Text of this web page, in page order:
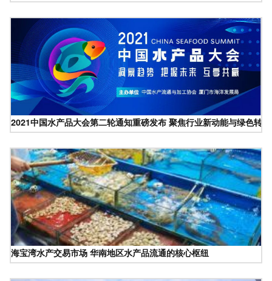
2021中国水产品大会第二轮通知重磅发布 聚焦行业新动能与绿色转型
海宝湾水产交易市场 华南地区水产品流通的核心枢纽